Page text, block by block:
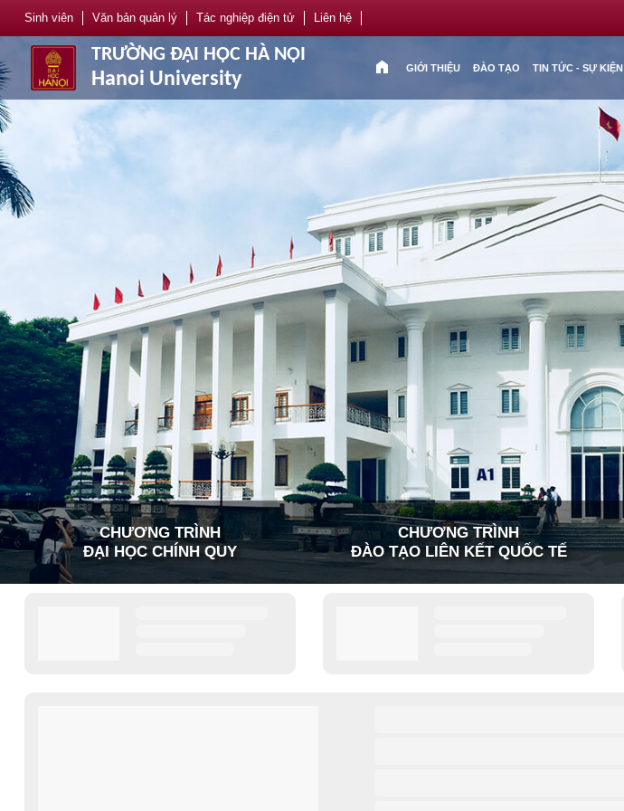
Sinh viên Văn bản quản lý Tác nghiệp điện tử Liên hệ
TRƯỜNG ĐẠI HỌC HÀ NỘI
Hanoi University
home GIỚI THIỆU ĐÀO TẠO TIN TỨC - SỰ KIỆN
CHƯƠNG TRÌNH
ĐẠI HỌC CHÍNH QUY
CHƯƠNG TRÌNH
ĐÀO TẠO LIÊN KẾT QUỐC TẾ